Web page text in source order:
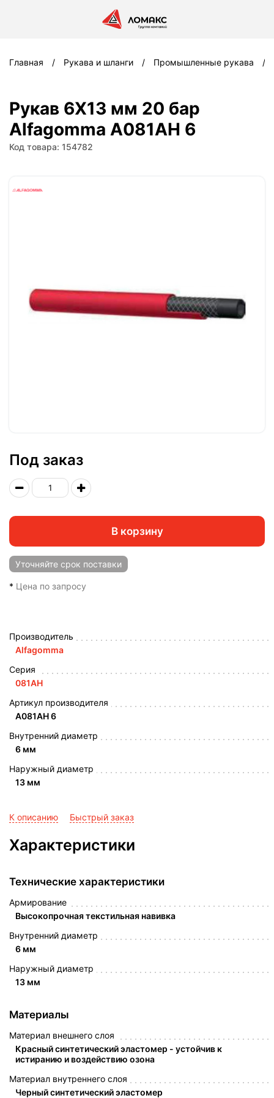
Главная Рукава и шланги Промышленные рукава
Рукав 6X13 мм 20 бар
Alfagomma A081AH 6
Код товара: 154782
Под заказ
В корзину
Уточняйте срок поставки
* Цена по запросу
Производитель
Alfagomma
Серия
081AH
Артикул производителя
A081AH 6
Внутренний диаметр
6 мм
Наружный диаметр
13 мм
К описанию Быстрый заказ
Характеристики
Технические характеристики
Армирование
Высокопрочная текстильная навивка
Внутренний диаметр
6 мм
Наружный диаметр
13 мм
Материалы
Материал внешнего слоя
Красный синтетический эластомер - устойчив к
истиранию и воздействию озона
Материал внутреннего слоя
Черный синтетический эластомер